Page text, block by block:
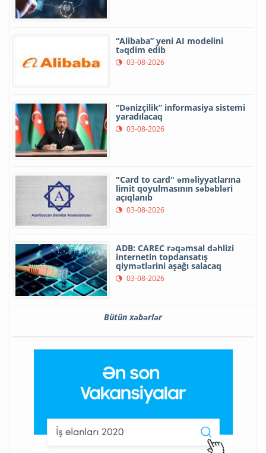
“Alibaba” yeni AI modelini
təqdim edib
03-08-2026
“Dənizçilik” informasiya sistemi
yaradılacaq
03-08-2026
"Card to card" əməliyyatlarına
limit qoyulmasının səbəbləri
açıqlanıb
03-08-2026
ADB: CAREC rəqəmsal dəhlizi
internetin topdansatış
qiymətlərini aşağı salacaq
03-08-2026
Bütün xəbərlər